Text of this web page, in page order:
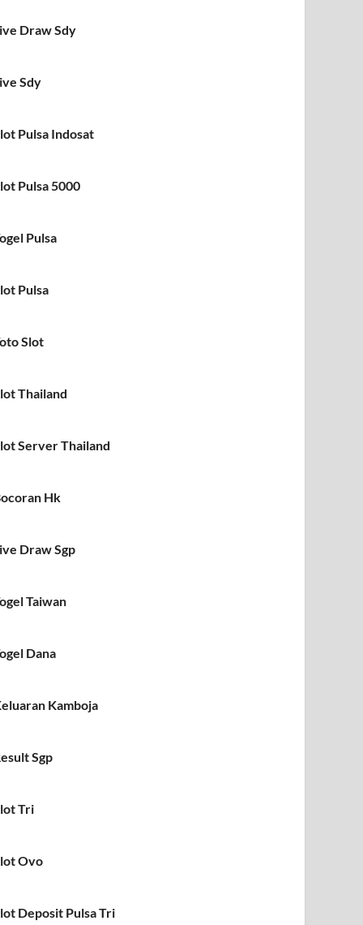
Draw Sdy
Sdy
Pulsa Indosat
Pulsa 5000
Pulsa
Pulsa
Slot
Thailand
Server Thailand
Hk
Draw Sgp
Taiwan
Dana
Kamboja
Sgp
Tri
Ovo
Deposit Pulsa Tri